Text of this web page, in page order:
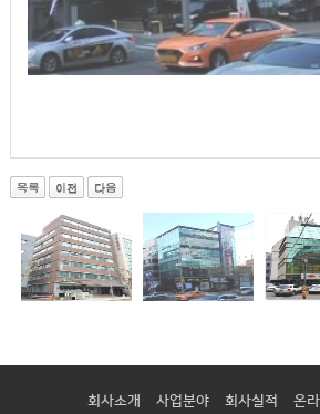
회사소개 사업분야 회사실적 온